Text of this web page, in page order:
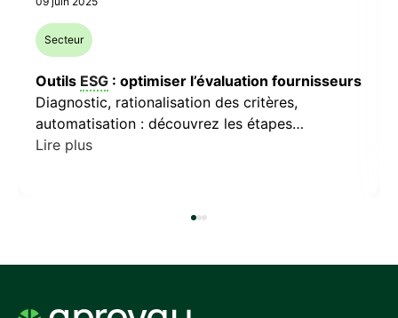
Secteur
Outils ESG : optimiser l’évaluation fournisseurs
Diagnostic, rationalisation des critères,
automatisation : découvrez les étapes
concrètes pour transformer vos processus
Lire plus